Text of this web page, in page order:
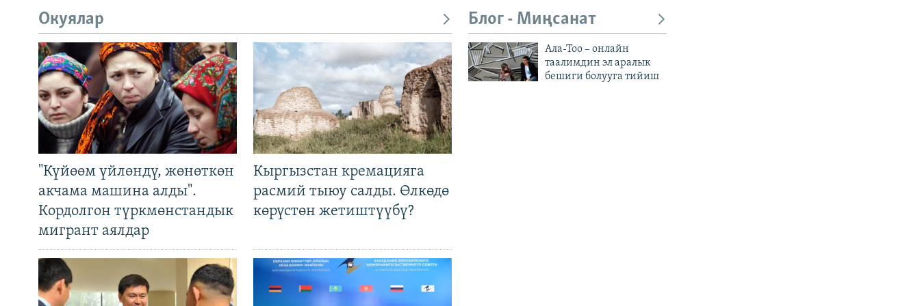
Окуялар
"Күйөөм үйлөндү, жөнөткөн
акчама машина алды".
Кордолгон түркмөнстандык
мигрант аялдар
Кыргызстан кремацияга
расмий тыюу салды. Өлкөдө
көрүстөн жетиштүүбү?
Блог - Миңсанат
Ала-Тоо – онлайн
таалимдин эл аралык
бешиги болууга тийиш